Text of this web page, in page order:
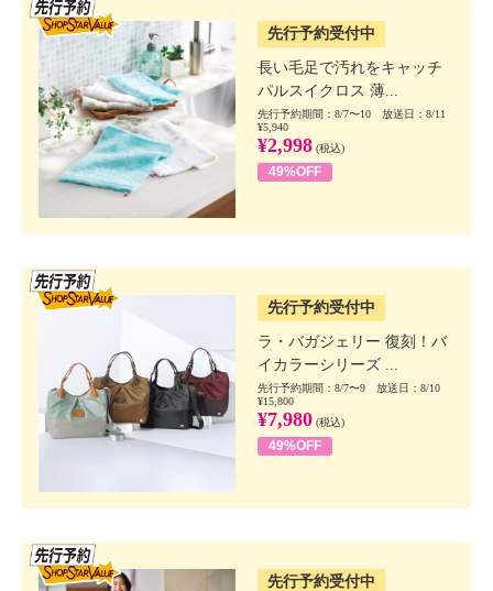
先行予約受付中
長い毛足で汚れをキャッチ
パルスイクロス 薄...
先行予約期間：8/7〜10 放送日：8/11
¥5,940
¥2,998 (税込)
49%OFF
先行予約受付中
ラ・バガジェリー 復刻！バ
イカラーシリーズ ...
先行予約期間：8/7〜9 放送日：8/10
¥15,800
¥7,980 (税込)
49%OFF
先行予約受付中